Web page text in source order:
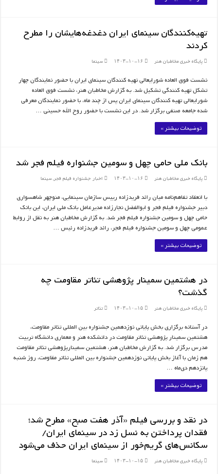
تهیه‌کنندگان سینمای ایران دغدغه‌هایشان را مطرح
کردند
پایگاه خبری مخاطبان هنر ۱۴۰۳-۱۰-۱۶ سینما
نشست فوق العاده شورایعالی تهیه کنندگان سینمای ایران با حضور نمایندگان چهار
تشکل تهیه کنندگی تشکیل شد. به گزارش مخاطبان هنر، نشست فوق العاده
شورایعالی تهیه کنندگان سینمای ایران پس از چند ماه، با حضور نمایندگان معرفی
شده جامعه صنفی برگزار شد. در این نشست با حضور روح الله حسینی …
توضیحات بیشتر »
بانک ملی حامی چهل و سومین جشنواره فیلم فجر شد
پایگاه خبری مخاطبان هنر ۱۴۰۳-۱۰-۱۶ اخبار جشنواره فیلم فجر,سینما
با انعقاد تفاهم‌نامه میان رائد فریدزاده رییس سازمان سینمایی، منوچهر شاهسواری
دبیر جشنواره فیلم فجر و ابوالفضل نجارزاده مدیرعامل بانک ملی ایران، این بانک
حامی چهل و سومین جشنواره فیلم فجر شد. به گزارش مخاطبان هنر به نقل از روابط
عمومی چهل و سومین جشنواره فیلم فجر، رائد فریدزاده رئیس …
توضیحات بیشتر »
در هشتمین سمینار پژوهشی تئاتر مقاومت چه
گذشت؟
پایگاه خبری مخاطبان هنر ۱۴۰۳-۱۰-۱۵ تئاتر
در آستانه برگزاری بخش پایانی نوزدهمین جشنواره بین المللی تئاتر مقاومت،
هشتمین سمینار پژوهشی تئاتر مقاومت در دانشکده هنر و معماری دانشگاه تربیت
مدرس برگزار شد. به گزارش مخاطبان هنر، هشتمین سمینارپژوهشی تئاتر مقاومت
هم زمان با آغاز بخش پایانی نوزدهمین جشنواره بین المللی تئاتر مقاومت، روز شنبه
پانزدهم دی‌ماه …
توضیحات بیشتر »
در نقد و بررسی فیلم «آذر هفت صبح» مطرح شد؛
فقدان پرداختن به نسل زد در سینمای ایران/
سکانس‌های گریم‌خور از سینمای ایران حذف می‌شود
پایگاه خبری مخاطبان هنر ۱۴۰۳-۱۰-۱۵ سینما